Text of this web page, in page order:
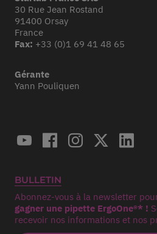
30 Rue Jean Rostand
91400 Orsay
France
Fax: +33 (0)1 69 41 48 65
Gérante
Yann Pouliquen
BULLETIN
Abonnez-vous à la newsletter
gagner une pipette ErgoOne®* !
recevoir nos informations et nos